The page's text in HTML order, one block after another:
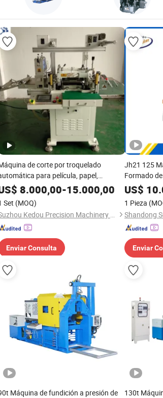
de corte por troquelado
para película, papel,
adhesivo, panel de
PVC/PET/PC, cortadora de rollo a rollo,
cortadora de rollo a hoja, cortadora de
adhesiva de espuma de silicona
8.000,00-15.000,00
Set (MOQ)
Suzhou Kedou Precision Machinery Co., Ltd.
Enviar Consulta
Jh21 125
Formado
Toneladas
Neumático
US$
1 Pieza
Enviar
Máquina de fundición a presión de
130t